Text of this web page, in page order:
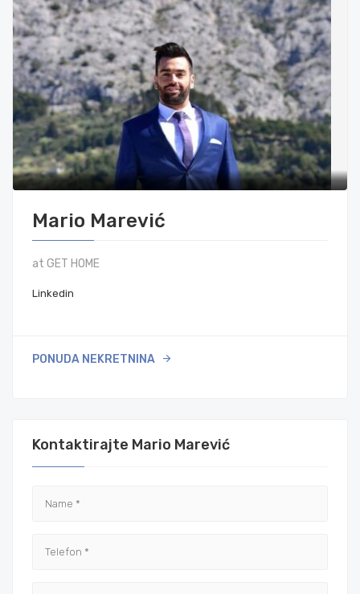
Mario Marević
at GET HOME
Linkedin
PONUDA NEKRETNINA
Kontaktirajte Mario Marević